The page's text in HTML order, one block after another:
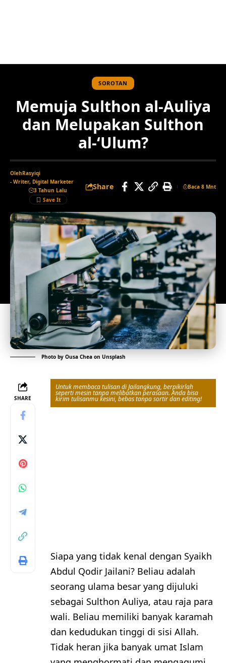
SOROTAN
Memuja Sulthon al-Auliya
dan Melupakan Sulthon
al-‘Ulum?
OlehRasyiqi
- Writer, Digital Marketer
3 Tahun Lalu
Share Baca 8 Mnt
Photo by Ousa Chea on Unsplash
SHARE
Untuk membaca tulisan di Jailangkung, berpikirlah
seperti mesin tanpa melibatkan perasaan. Anda bisa
kirim tulisanmu kesini, bebas tanpa sortir dan editing!
Siapa yang tidak kenal dengan Syaikh
Abdul Qodir Jailani? Beliau adalah
seorang ulama besar yang dijuluki
sebagai Sulthon Auliya, atau raja para
wali. Beliau memiliki banyak karamah
dan kedudukan tinggi di sisi Allah.
Tidak heran jika banyak umat Islam